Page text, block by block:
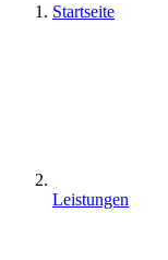
Startseite
Leistungen